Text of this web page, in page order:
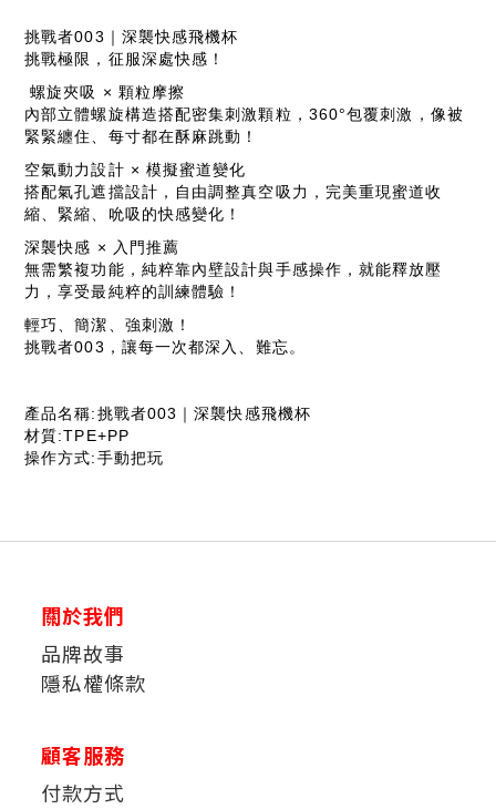
挑戰者003｜深襲快感飛機杯
挑戰極限，征服深處快感！
螺旋夾吸 × 顆粒摩擦
內部立體螺旋構造搭配密集刺激顆粒，360°包覆刺激，像被
緊緊纏住、每寸都在酥麻跳動！
空氣動力設計 × 模擬蜜道變化
搭配氣孔遮擋設計，自由調整真空吸力，完美重現蜜道收
縮、緊縮、吮吸的快感變化！
深襲快感 × 入門推薦
無需繁複功能，純粹靠內壁設計與手感操作，就能釋放壓
力，享受最純粹的訓練體驗！
輕巧、簡潔、強刺激！
挑戰者003，讓每一次都深入、難忘。
產品名稱:挑戰者003｜深襲快感飛機杯
材質:TPE+PP
操作方式:手動把玩
關於我們
品牌故事
隱私權條款
顧客服務
付款方式